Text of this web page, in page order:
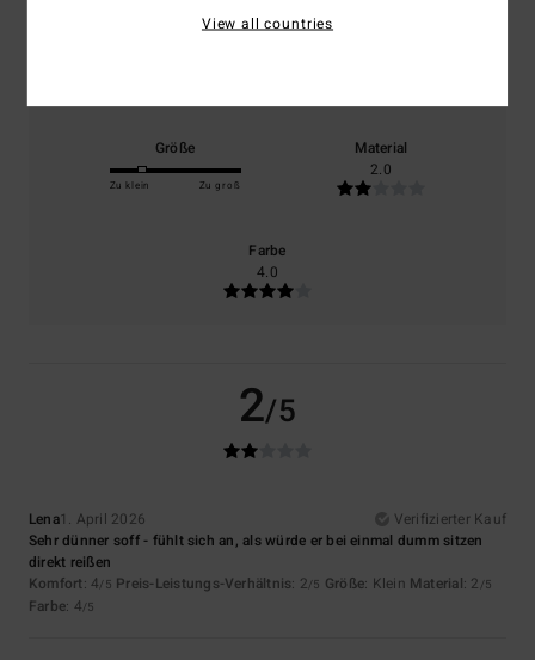
Größe
Zu klein Zu groß
Material
2.0
Farbe
4.0
2/5
Lena1. April 2026
Verifizierter Kauf
Sehr dünner soff - fühlt sich an, als würde er bei einmal dumm sitzen
direkt reißen
Komfort: 4/5 Preis-Leistungs-Verhältnis: 2/5 Größe: Klein Material: 2 /5
Farbe: 4/5
View all countries